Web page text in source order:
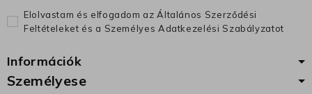
Elolvastam és elfogadom az Általános Szerződési
Feltételeket és a Személyes Adatkezelési Szabályzatot
Információk
Személyese